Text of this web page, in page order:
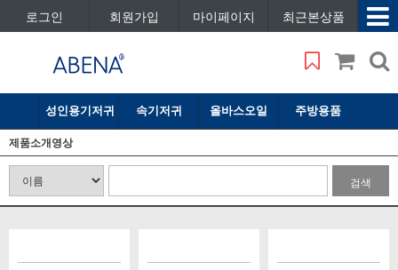
로그인 회원가입 마이페이지 최근본상품
성인용기저귀 속기저귀 올바스오일 주방용품
제품소개영상
검색